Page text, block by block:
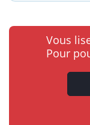
Vous
Pour